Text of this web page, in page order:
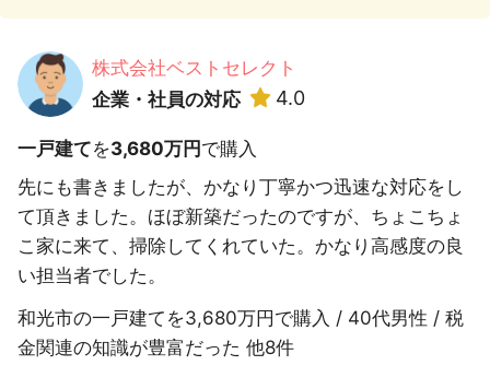
株式会社ベストセレクト
企業・社員の対応
4.0
一戸建てを3,680万円 で購入
先にも書きましたが、かなり丁寧かつ迅速な対応をし
て頂きました。ほぼ新築だったのですが、ちょこちょ
こ家に来て、掃除してくれていた。かなり高感度の良
い担当者でした。
和光市の一戸建てを3,680万円で購入 / 40代男性 / 税
金関連の知識が豊富だった 他8件